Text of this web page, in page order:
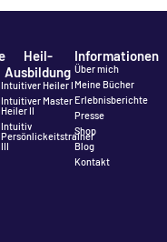
Heil-
Ausbildung
Intuitiver Heiler I
Intuitiver Master
Heiler II
Intuitiv
Persönlickeitstrainer
III
Informationen
Über mich
Meine Bücher
Erlebnisberichte
Presse
Shop
Blog
Kontakt